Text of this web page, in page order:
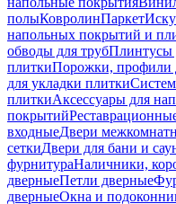
полыКовролинПаркет
напольных покрытий и
обводы для трубПлинтусы
плиткиПорожки, профили
для укладки плитки
плиткиАксессуары для
покрытий
входныеДвери
сеткиДвери для бани и
фурнитураНаличники,
дверныеПетли дверные
дверныеОкна и